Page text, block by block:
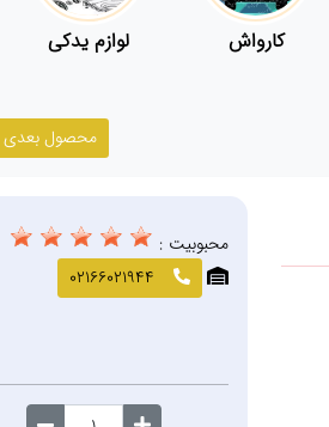
کارواش لوازم یدکی
محصول بعدی
محبوبیت :
02166021944